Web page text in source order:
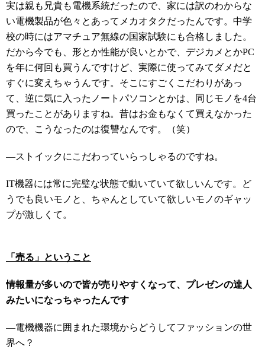
実は親も兄貴も電機系統だったので、家には訳のわからな
い電機製品が色々とあってメカオタクだったんです。中学
校の時にはアマチュア無線の国家試験にも合格しました。
だから今でも、形とか性能が良いとかで、デジカメとかPC
を年に何回も買うんですけど、実際に使ってみてダメだと
すぐに変えちゃうんです。そこにすごくこだわりがあっ
て、逆に気に入ったノートパソコンとかは、同じモノを4台
買ったことがありますね。昔はお金もなくて買えなかった
ので、こうなったのは復讐なんです。（笑）
―ストイックにこだわっていらっしゃるのですね。
IT機器には常に完璧な状態で動いていて欲しいんです。ど
うでも良いモノと、ちゃんとしていて欲しいモノのギャッ
プが激しくて。
「売る」ということ
情報量が多いので皆が売りやすくなって、プレゼンの達人
みたいになっちゃったんです
―電機機器に囲まれた環境からどうしてファッションの世
界へ？